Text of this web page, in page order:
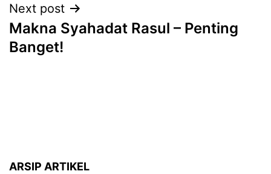
Next post
Makna Syahadat Rasul – Penting
Banget!
ARSIP ARTIKEL